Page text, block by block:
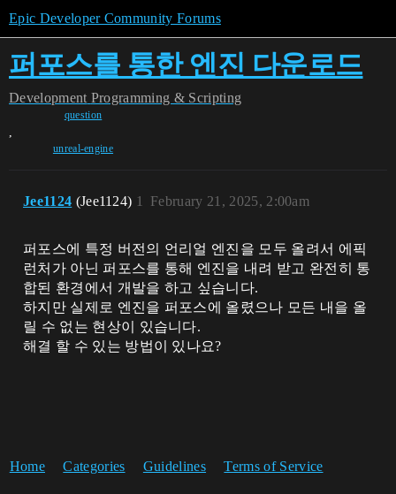
Epic Developer Community Forums
퍼포스를 통한 엔진 다운로드
Development Programming & Scripting
question
,
unreal-engine
Jee1124 (Jee1124) February 21, 2025, 2:00am
1
퍼포스에 특정 버전의 언리얼 엔진을 모두 올려서 에픽
런처가 아닌 퍼포스를 통해 엔진을 내려 받고 완전히 통
합된 환경에서 개발을 하고 싶습니다.
하지만 실제로 엔진을 퍼포스에 올렸으나 모든 내을 올
릴 수 없는 현상이 있습니다.
해결 할 수 있는 방법이 있나요?
Home Categories Guidelines Terms of Service